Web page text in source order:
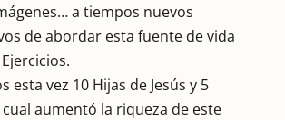
a tiempos nuevos
de abordar esta fuente de vida
esta vez 10 Hijas de Jesús y 5
aumentó la riqueza de este